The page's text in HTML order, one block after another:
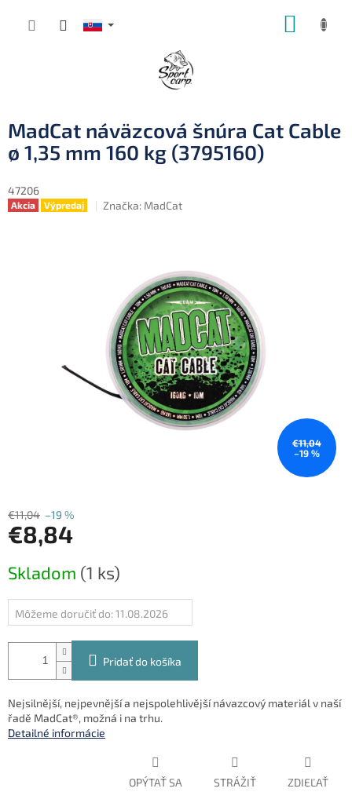
MadCat náväzcová šnúra Cat Cable
ø 1,35 mm 160 kg (3795160)
47206
Akcia Výpredaj Značka: MadCat
€11,04
–19 %
€11,04 –19 %
€8,84
cena:
Skladom (1 ks)
Môžeme doručiť do: 11.08.2026
Pridať do košíka
Nejsilnější, nejpevnější a nejspolehlivější návazcový materiál v naší
řadě MadCat®, možná i na trhu.
Detailné informácie
OPÝTAŤ SA STRÁŽIŤ ZDIEĽAŤ